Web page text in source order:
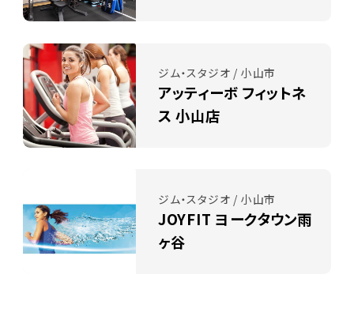
ジム・スタジオ / 小山市
アッティーボ フィットネ
ス 小山店
ジム・スタジオ / 小山市
JOYFIT ヨークタウン雨
ヶ谷